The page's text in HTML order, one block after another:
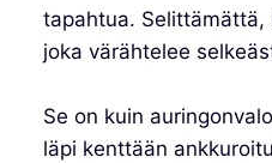
tapahtua. Selittämättä,
joka värähtelee
Se on kuin
läpi kenttään